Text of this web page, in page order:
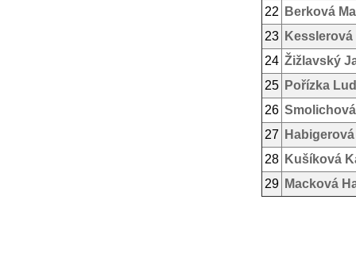
22
Berková
23 Kesslerová
24 Žižlavský
25 Pořízka
26
27
28 Kušíková
29 Macková